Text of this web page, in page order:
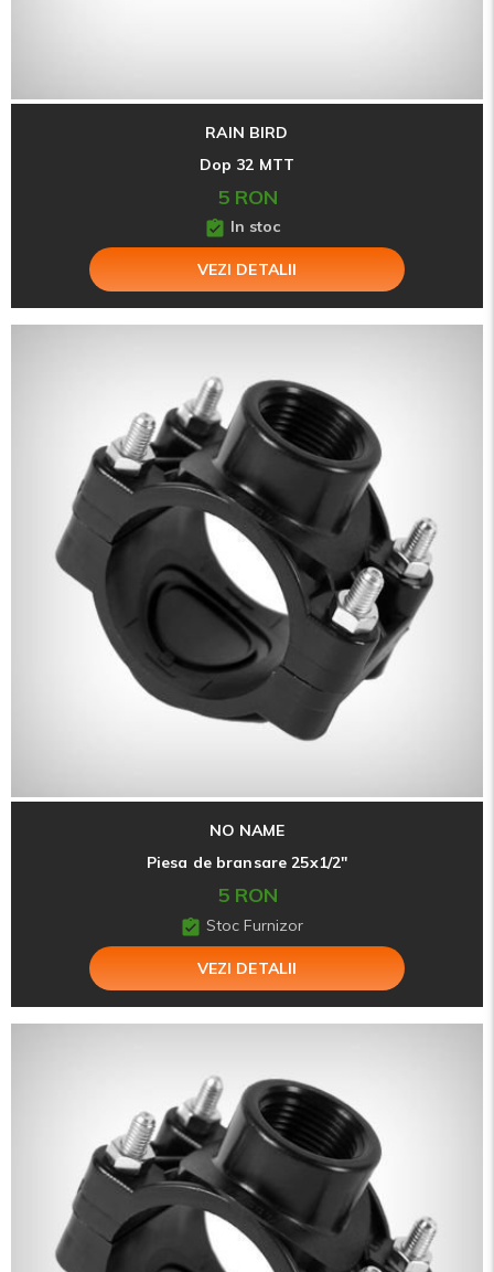
RAIN BIRD
Dop 32 MTT
5 RON
In stoc
VEZI DETALII
NO NAME
Piesa de bransare 25x1/2"
5 RON
Stoc Furnizor
VEZI DETALII